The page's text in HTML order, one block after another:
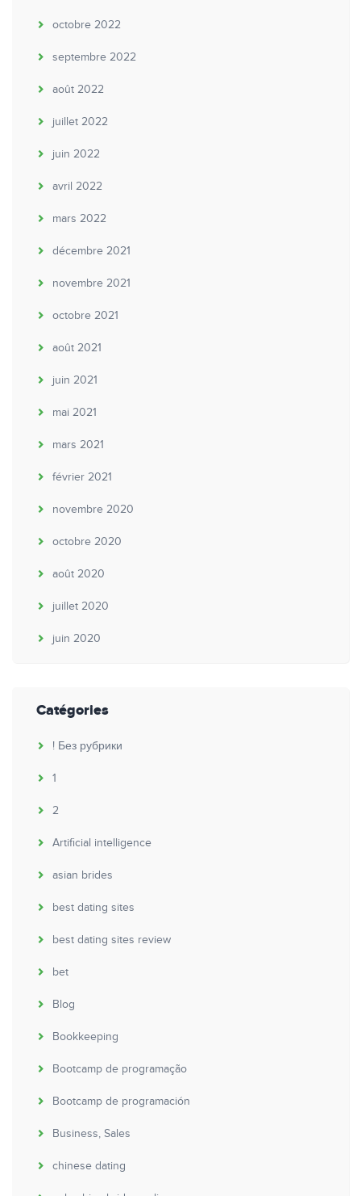
octobre 2022
septembre 2022
août 2022
juillet 2022
juin 2022
avril 2022
mars 2022
décembre 2021
novembre 2021
octobre 2021
août 2021
juin 2021
mai 2021
mars 2021
février 2021
novembre 2020
octobre 2020
août 2020
juillet 2020
juin 2020
Catégories
! Без рубрики
1
2
Artificial intelligence
asian brides
best dating sites
best dating sites review
bet
Blog
Bookkeeping
Bootcamp de programação
Bootcamp de programación
Business, Sales
chinese dating